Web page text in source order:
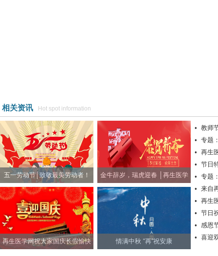
相关资讯 Hot spot information
五一劳动节│致敬最美劳动者！ 金牛辞岁，瑞虎迎春 │再生医学
网祝社会各界朋友新春快乐！
再生医学网祝大家国庆长假愉快 情满中秋 “再”祝安康
• 教师
• 专题
• 再生
• 节日
• 专题
• 来自
• 再生
• 节日
快乐！
• 感恩
• 喜迎